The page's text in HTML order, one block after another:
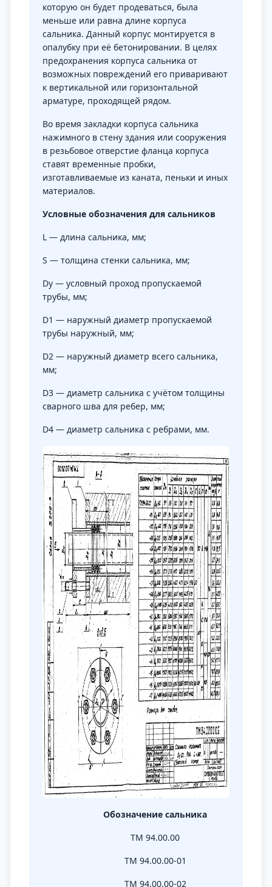
которую он будет продеваться, была
меньше или равна длине корпуса
сальника. Данный корпус монтируется в
опалубку при её бетонировании. В целях
предохранения корпуса сальника от
возможных повреждений его приваривают
к вертикальной или горизонтальной
арматуре, проходящей рядом.
Во время закладки корпуса сальника
нажимного в стену здания или сооружения
в резьбовое отверстие фланца корпуса
ставят временные пробки,
изготавливаемые из каната, пеньки и иных
материалов.
Условные обозначения для сальников
L — длина сальника, мм;
S — толщина стенки сальника, мм;
Dу — условный проход пропускаемой
трубы, мм;
D1 — наружный диаметр пропускаемой
трубы наружный, мм;
D2 — наружный диаметр всего сальника,
мм;
D3 — диаметр сальника с учётом толщины
сварного шва для ребер, мм;
D4 — диаметр сальника с ребрами, мм.
Обозначение сальника
ТМ 94.00.00
ТМ 94.00.00-01
ТМ 94.00.00-02